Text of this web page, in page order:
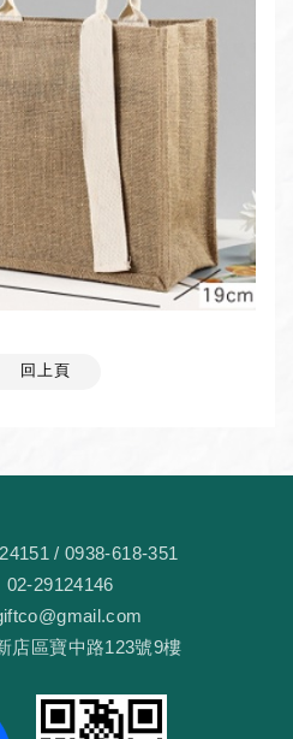
回上頁
/ 0938-618-351
02-29124146
店區寶中路123號9樓